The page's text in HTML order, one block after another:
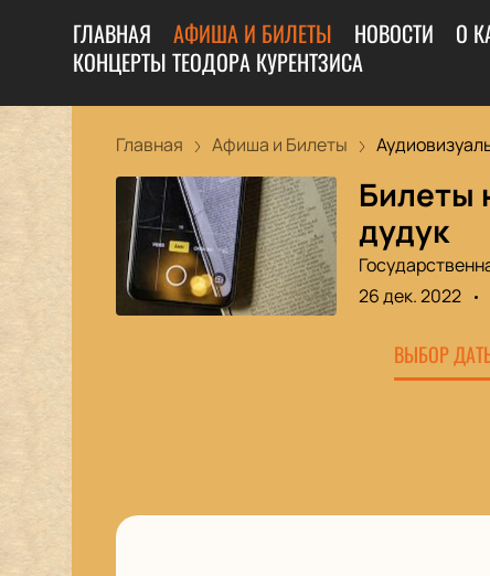
ГЛАВНАЯ АФИША И БИЛЕТЫ НОВОСТИ О
КОНЦЕРТЫ ТЕОДОРА КУРЕНТЗИСА
Главная Афиша и Билеты
Билеты
дудук
26 дек. 2022
ВЫБОР